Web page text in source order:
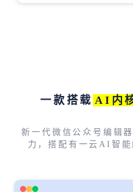
一款搭载 AI内
新一代微信公众号编辑
力，搭配有一云AI智